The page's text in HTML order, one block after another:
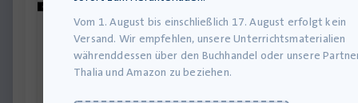
Vom 1. August bis einschließlich 17. August erfolgt kein
Versand. Wir empfehlen, unsere Unterrichtsmaterialien
währenddessen über den Buchhandel oder unsere
Thalia und Amazon zu beziehen.